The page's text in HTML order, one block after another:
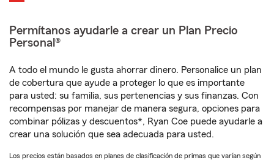
Permítanos ayudarle a crear un Plan Precio
Personal®
A todo el mundo le gusta ahorrar dinero. Personalice un plan
de cobertura que ayude a proteger lo que es importante
para usted: su familia, sus pertenencias y sus finanzas. Con
recompensas por manejar de manera segura, opciones para
combinar pólizas y descuentos*, Ryan Coe puede ayudarle a
crear una solución que sea adecuada para usted.
Los precios están basados en planes de clasificación de primas que varían según